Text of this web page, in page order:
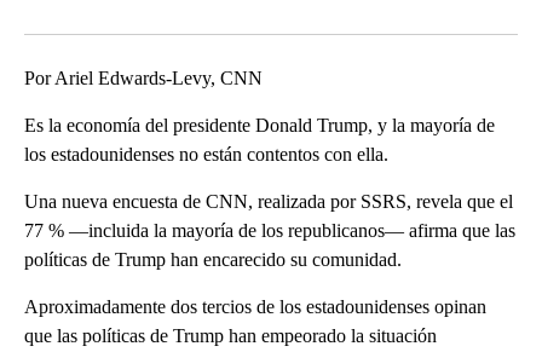
Por Ariel Edwards-Levy, CNN
Es la economía del presidente Donald Trump, y la mayoría de
los estadounidenses no están contentos con ella.
Una nueva encuesta de CNN, realizada por SSRS, revela que el
77 % —incluida la mayoría de los republicanos— afirma que las
políticas de Trump han encarecido su comunidad.
Aproximadamente dos tercios de los estadounidenses opinan
que las políticas de Trump han empeorado la situación